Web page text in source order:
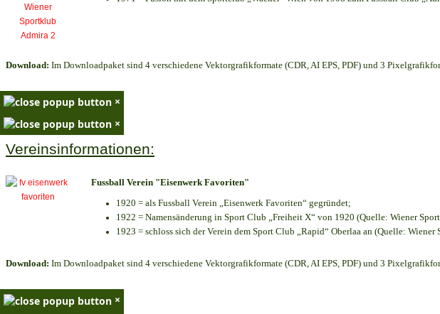
Download: Im Downloadpaket sind 4 verschiedene Vektorgrafikformate (CDR, AI EPS, PDF) und 3
×
×
Vereinsinformationen:
Fussball Verein "Eisenwerk Favoriten"
1920 = als Fussball Verein „Eisenwerk Favoriten“ gegründet;
1922 = Namensänderung in Sport Club „Freiheit X“ von 1920 (Quelle: Wiener
1923 = schloss sich der Verein dem Sport Club „Rapid“ Oberlaa an (Quelle:
Download: Im Downloadpaket sind 4 verschiedene Vektorgrafikformate (CDR, AI EPS, PDF) und 3
×